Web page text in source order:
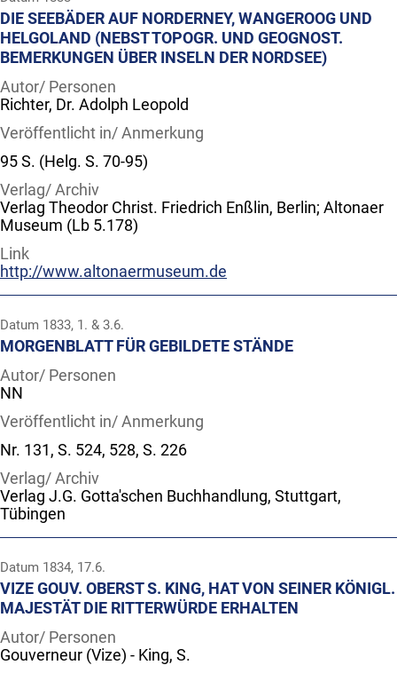
DIE SEEBÄDER AUF NORDERNEY, WANGEROOG UND
HELGOLAND (NEBST TOPOGR. UND GEOGNOST.
BEMERKUNGEN ÜBER INSELN DER NORDSEE)
Autor/ Personen
Richter, Dr. Adolph Leopold
Veröffentlicht in/ Anmerkung
95 S. (Helg. S. 70-95)
Verlag/ Archiv
Verlag Theodor Christ. Friedrich Enßlin, Berlin; Altonaer
Museum (Lb 5.178)
Link
http://www.altonaermuseum.de
Datum 1833, 1. & 3.6.
MORGENBLATT FÜR GEBILDETE STÄNDE
Autor/ Personen
NN
Veröffentlicht in/ Anmerkung
Nr. 131, S. 524, 528, S. 226
Verlag/ Archiv
Verlag J.G. Gotta'schen Buchhandlung, Stuttgart,
Tübingen
Datum 1834, 17.6.
VIZE GOUV. OBERST S. KING, HAT VON SEINER KÖNIGL.
MAJESTÄT DIE RITTERWÜRDE ERHALTEN
Autor/ Personen
Gouverneur (Vize) - King, S.